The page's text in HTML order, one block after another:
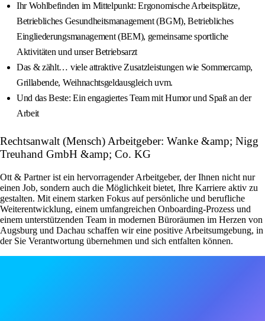
Ihr Wohlbefinden im Mittelpunkt: Ergonomische Arbeitsplätze,
Betriebliches Gesundheitsmanagement (BGM), Betriebliches
Eingliederungsmanagement (BEM), gemeinsame sportliche
Aktivitäten und unser Betriebsarzt
Das & zählt… viele attraktive Zusatzleistungen wie Sommercamp,
Grillabende, Weihnachtsgeldausgleich uvm.
Und das Beste: Ein engagiertes Team mit Humor und Spaß an der
Arbeit
Rechtsanwalt (Mensch) Arbeitgeber: Wanke &amp; Nigg
Treuhand GmbH &amp; Co. KG
Ott & Partner ist ein hervorragender Arbeitgeber, der Ihnen nicht nur
einen Job, sondern auch die Möglichkeit bietet, Ihre Karriere aktiv zu
gestalten. Mit einem starken Fokus auf persönliche und berufliche
Weiterentwicklung, einem umfangreichen Onboarding-Prozess und
einem unterstützenden Team in modernen Büroräumen im Herzen von
Augsburg und Dachau schaffen wir eine positive Arbeitsumgebung, in
der Sie Verantwortung übernehmen und sich entfalten können.